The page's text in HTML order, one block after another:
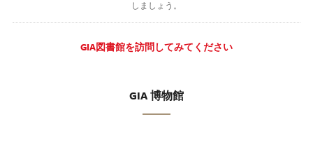
しましょう。
GIA図書館を訪問してみてください
GIA 博物館